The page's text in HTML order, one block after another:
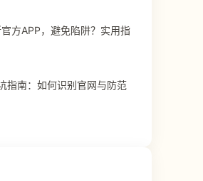
方APP，避免陷阱？实用指
指南：如何识别官网与防范